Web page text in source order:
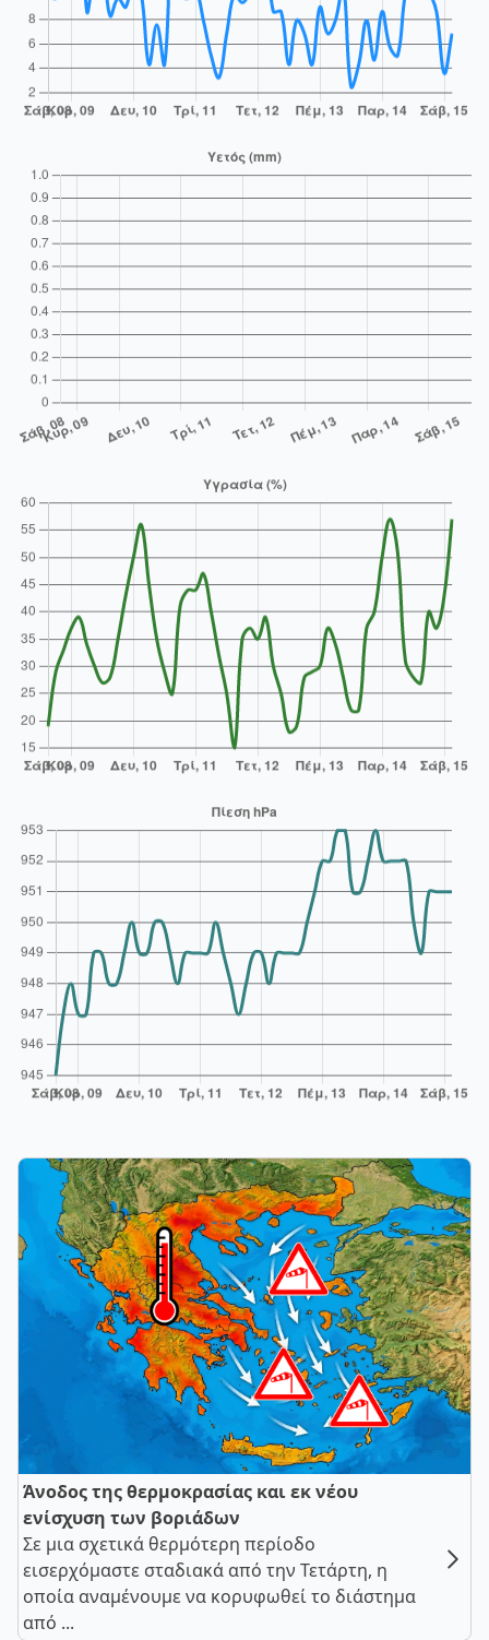
Άνοδος της θερμοκρασίας και εκ νέου
ενίσχυση των βοριάδων
Σε μια σχετικά θερμότερη περίοδο
εισερχόμαστε σταδιακά από την Τετάρτη, η
οποία αναμένουμε να κορυφωθεί το διάστημα
από ...